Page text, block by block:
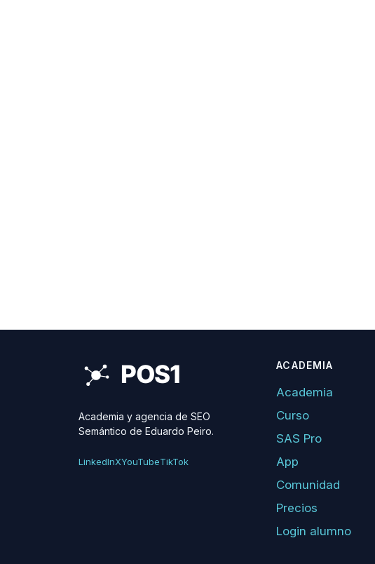
Academia y agencia de SEO
Semántico de Eduardo Peiro.
LinkedInXYouTubeTikTok
ACADEMIA
Academia
Curso
SAS Pro
App
Comunidad
Precios
Login alumno